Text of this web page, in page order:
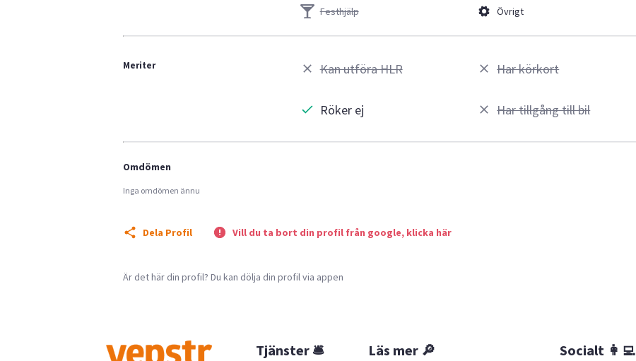
Festhjälp
Övrigt
Meriter Kan utföra HLR
Röker ej
Har körkort
Har tillgång till bil
Omdömen
Inga omdömen ännu
Dela Profil Vill du ta bort din profil från google, klicka här
Är det här din profil? Du kan dölja din profil via appen
Tjänster 🛎 Läs mer 🔎 Socialt 👩‍💻